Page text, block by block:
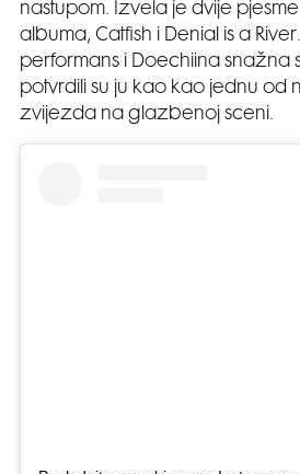
nastupom. Izvela je dvije
albuma, Catfish i Denial is a
performans i Doechiina snažna
potvrdili su ju kao kao jednu od
zvijezda na glazbenoj sceni.